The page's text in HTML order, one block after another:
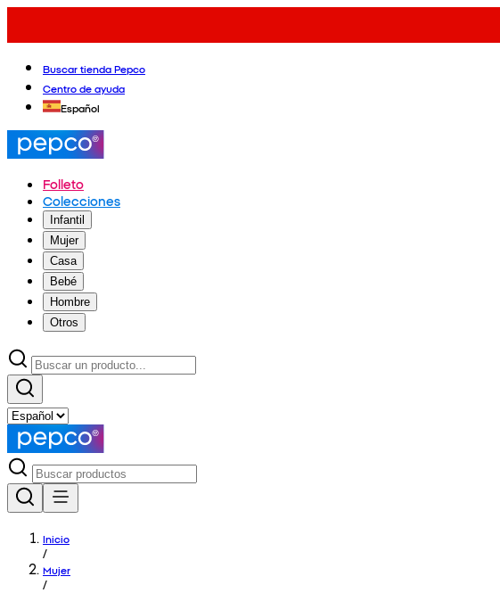
Buscar tienda Pepco
Centro de ayuda
Español
Folleto
Colecciones
Infantil
Mujer
Casa
Bebé
Hombre
Otros
Inicio
/
Mujer
/